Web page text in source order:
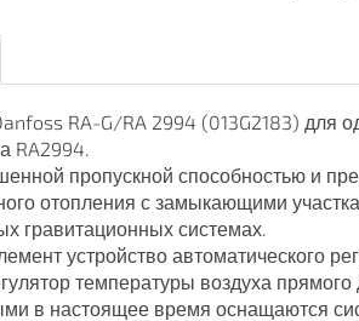
RA-G/RA 2994 (013G2183) для
RA2994.
пропускной способностью и
отопления с замыкающими
гравитационных системах.
устройство автоматического
температуры воздуха прямого
в настоящее время оснащаются